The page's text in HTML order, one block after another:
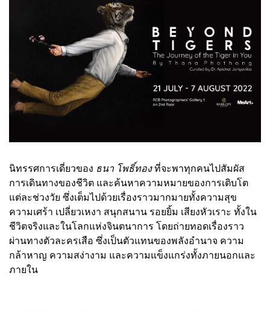
นิทรรศการเดี่ยวของ ธนา โพธิ์ทองที่จะพาทุกคนไปสัมผัส
การเดินทางของชีวิต และค้นหาความหมายของการเติบโต
แต่ละช่วงวัย ซึ่งเต็มไปด้วยเรื่องราวมากมายทั้งความสุข
ความเศร้า เปลี่ยวเหงา สนุกสนาน รอยยิ้ม เสียงหัวเราะ ทั้งใน
ชีวิตจริงและในโลกแห่งจินตนาการ โดยถ่ายทอดเรื่องราว
ผ่านทางตัวละครเสือ ซึ่งเป็นตัวแทนของพลังอำนาจ ความ
กล้าหาญ ความสง่างาม และความแข็งแกร่งทั้งภายนอกและ
ภายใน